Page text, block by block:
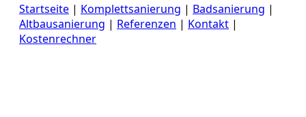
Startseite | Komplettsanierung | Badsanierung |
Altbausanierung | Referenzen | Kontakt |
Kostenrechner